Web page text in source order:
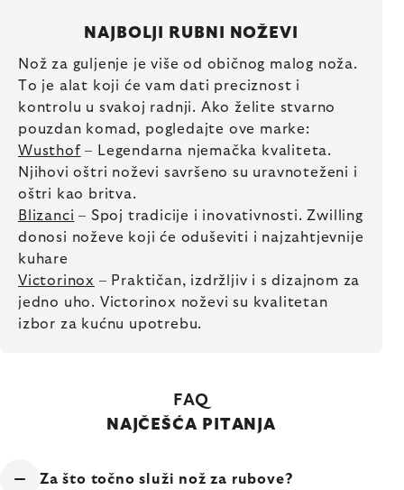
NAJBOLJI RUBNI NOŽEVI
Nož za guljenje je više od običnog malog noža.
To je alat koji će vam dati preciznost i
kontrolu u svakoj radnji. Ako želite stvarno
pouzdan komad, pogledajte ove marke:
Wusthof – Legendarna njemačka kvaliteta.
Njihovi oštri noževi savršeno su uravnoteženi i
oštri kao britva.
Blizanci – Spoj tradicije i inovativnosti. Zwilling
donosi noževe koji će oduševiti i najzahtjevnije
kuhare
Victorinox – Praktičan, izdržljiv i s dizajnom za
jedno uho. Victorinox noževi su kvalitetan
izbor za kućnu upotrebu.
FAQ
NAJČEŠĆA PITANJA
Za što točno služi nož za rubove?